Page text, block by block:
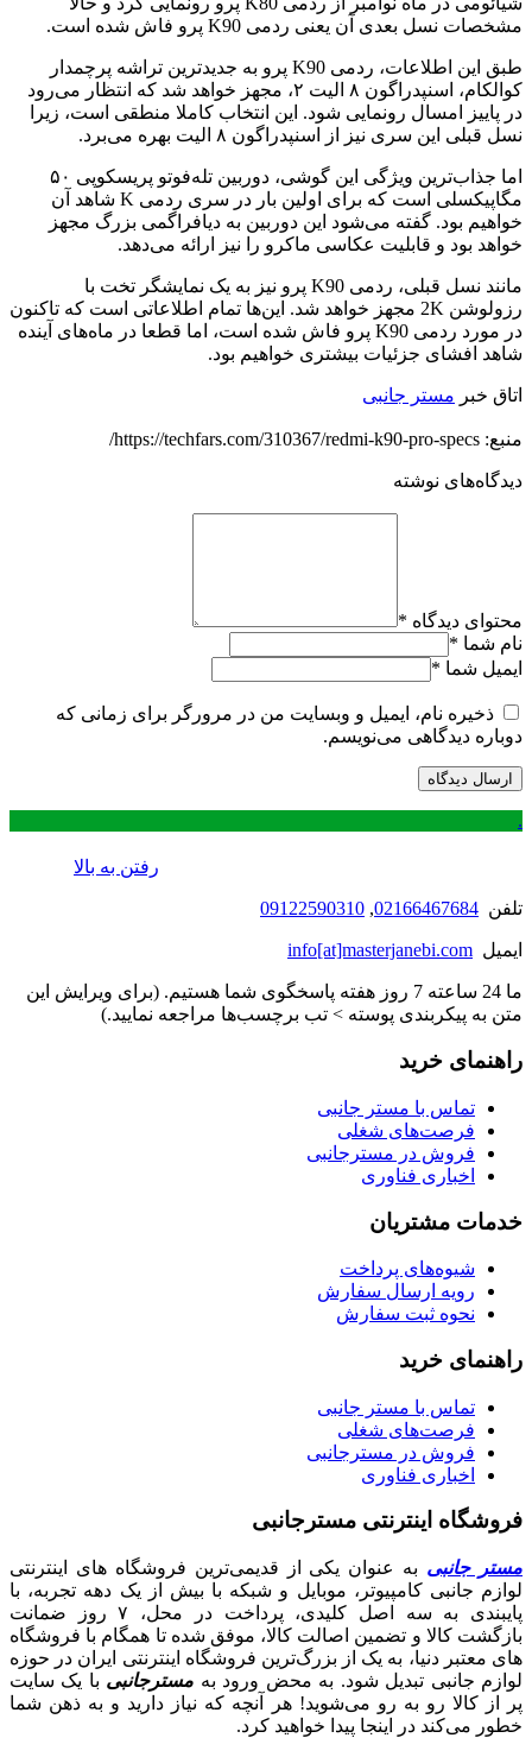
مشخصات نسل بعدی آن یعنی ردمی K90 پرو فاش شده است.
طبق این اطلاعات، ردمی K90 پرو به جدیدترین تراشه پرچمدار
کوالکام، اسنپدراگون ۸ الیت ۲، مجهز خواهد شد که انتظار می‌رود
در پاییز امسال رونمایی شود. این انتخاب کاملا منطقی است، زیرا
نسل قبلی این سری نیز از اسنپدراگون ۸ الیت بهره می‌برد.
اما جذاب‌ترین ویژگی این گوشی، دوربین تله‌فوتو پریسکوپی ۵۰
مگاپیکسلی است که برای اولین بار در سری ردمی K شاهد آن
خواهیم بود. گفته می‌شود این دوربین به دیافراگمی بزرگ مجهز
خواهد بود و قابلیت عکاسی ماکرو را نیز ارائه می‌دهد.
مانند نسل قبلی، ردمی K90 پرو نیز به یک نمایشگر تخت با
رزولوشن 2K مجهز خواهد شد. این‌ها تمام اطلاعاتی است که تاکنون
در مورد ردمی K90 پرو فاش شده است، اما قطعا در ماه‌های آینده
شاهد افشای جزئیات بیشتری خواهیم بود.
اتاق خبر مستر جانبی
منبع: https://techfars.com/310367/redmi-k90-pro-specs/
دیدگاه‌های نوشته
محتوای دیدگاه *
نام شما *
ایمیل شما *
ذخیره نام، ایمیل و وبسایت من در مرورگر برای زمانی که
دوباره دیدگاهی می‌نویسم.
.
رفتن به بالا
تلفن 02166467684
,
09122590310
ایمیل info[at]masterjanebi.com
ما 24 ساعته 7 روز هفته پاسخگوی شما هستیم. (برای ویرایش این
متن به پیکربندی پوسته > تب برچسب‌ها مراجعه نمایید.)
راهنمای خرید
تماس با مستر جانبی
فرصت‌های شغلی
فروش در مسترجانبی
اخباری فناوری
خدمات مشتریان
شیوه‌های پرداخت
رویه ارسال سفارش
نحوه ثبت سفارش
راهنمای خرید
تماس با مستر جانبی
فرصت‌های شغلی
فروش در مسترجانبی
اخباری فناوری
فروشگاه اینترنتی مسترجانبی
مستر جانبی به عنوان یکی از قدیمی‌ترین فروشگاه های اینترنتی
لوازم جانبی کامپیوتر، موبایل و شبکه با بیش از یک دهه تجربه، با
پایبندی به سه اصل کلیدی، پرداخت در محل، ۷ روز ضمانت
بازگشت کالا و تضمین اصالت کالا، موفق شده تا همگام با فروشگاه‌
های معتبر دنیا، به یک از بزرگ‌ترین فروشگاه اینترنتی ایران در حوزه
لوازم جانبی تبدیل شود. به محض ورود به مسترجانبی با یک سایت
پر از کالا رو به رو می‌شوید! هر آنچه که نیاز دارید و به ذهن شما
خطور می‌کند در اینجا پیدا خواهید کرد.